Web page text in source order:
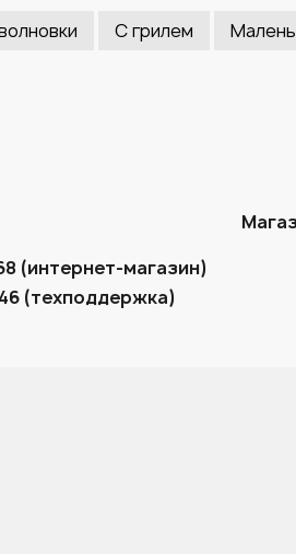
С грилем
(интернет-магазин)
(техподдержка)